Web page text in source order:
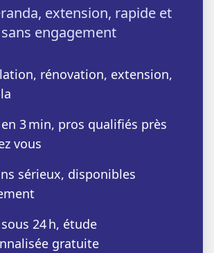
extension, rapide et
sans engagement
rénovation, extension,
3 min, pros qualifiés près
vous
sérieux, disponibles
24 h, étude
gratuite